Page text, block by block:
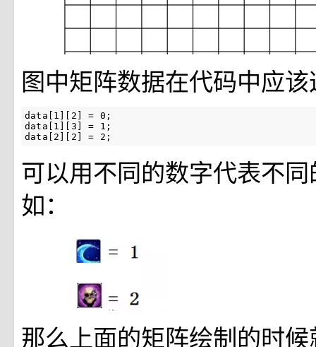
图中矩阵数据在代码中应
data[1][2] = 0;
data[1][3] = 1;
data[2][2] = 2;
可以用不同的数字代表不
如：
那么上面的矩阵绘制的时